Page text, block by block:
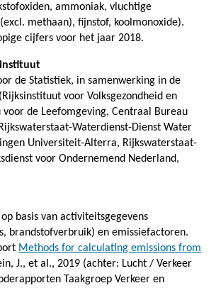
ammoniak, vluchtige
methaan), fijnstof, koolmonoxide).
cijfers voor het jaar 2018.
de Statistiek, in samenwerking in de
voor Volksgezondheid en
de Leefomgeving, Centraal Bureau
Waterdienst-Dienst Water
Universiteit-Alterra, Rijkswaterstaat-
voor Ondernemend Nederland,
basis van activiteitsgegevens
brandstofverbruik) en emissiefactoren.
Methods for calculating emissions from
J., et al., 2019 (achter: Lucht / Verkeer
Taakgroep Verkeer en